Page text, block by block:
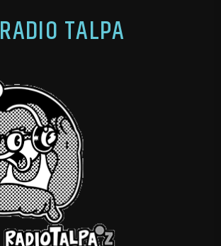
RADIO TALPA